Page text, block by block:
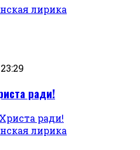
лирика
ради!
лирика